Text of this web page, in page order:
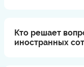
Кто решает
иностранных